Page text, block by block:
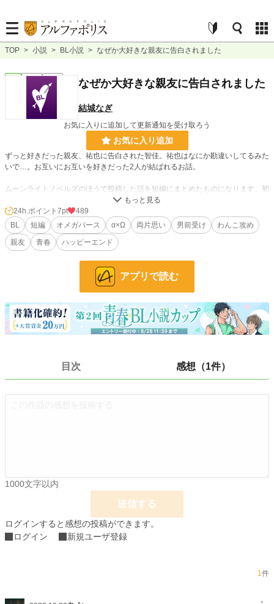
TOP > 小説 > BL小説 > なぜか大好きな親友に告白されました
完結 短編 なぜか大好きな親友に告白されました
結城なぎ
お気に入りに追加して更新通知を受け取ろう
お気に入り追加
ずっと好きだった親友、祐也に告白された智佳。祐也はなにか勘違いしてるみた
いで…。お互いにお互いを好きだった2人が結ばれるお話。
ムーンライトノベルズのほうで投稿した話を短編にまとめたものになります。初
投稿です。ムーンライトノベルズのほうでは攻めsideを投稿中です。
小説 38,900 位 / 228,951 件
BL 10,616 位 / 31,454 件
文字数 8,579
更新日時 2022.10.10 00:43
24h.ポイント 7pt
489
BL
短編 オメガバース ‪α‬×Ω 両片思い 男前受け
わんこ攻め
親友
青春 ハッピーエンド
アプリで読む
目次 感想（1件）
1000文字以内
送信する
ログインすると感想の投稿ができます。
ログイン
新規ユーザ登録
1件